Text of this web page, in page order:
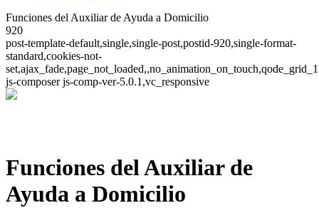
Funciones del Auxiliar de Ayuda a Domicilio
920
post-template-default,single,single-post,postid-920,single-format-
standard,cookies-not-
js-composer js-comp-ver-5.0.1,vc_responsive
Funciones del Auxiliar de
Ayuda a Domicilio